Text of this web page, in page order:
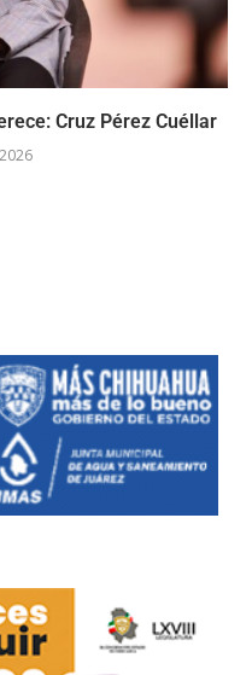
Cruz Pérez Cuéllar